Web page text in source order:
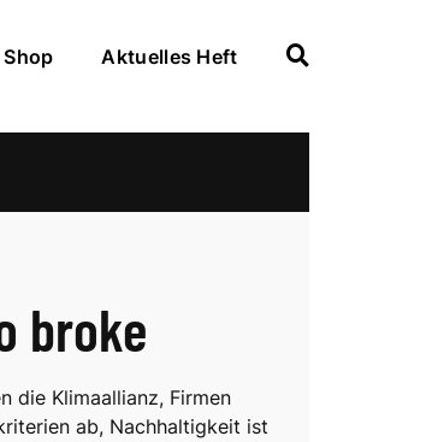
Aktuelles Heft
broke
die Klimaallianz, Firmen
ab, Nachhaltigkeit ist